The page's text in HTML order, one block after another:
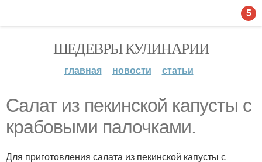
ШЕДЕВРЫ КУЛИНАРИИ
главная новости статьи
Салат из пекинской капусты с
крабовыми палочками.
Для приготовления салата из пекинской капусты с
5